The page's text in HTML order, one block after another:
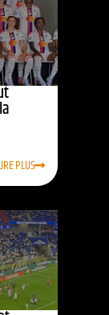
PLUS